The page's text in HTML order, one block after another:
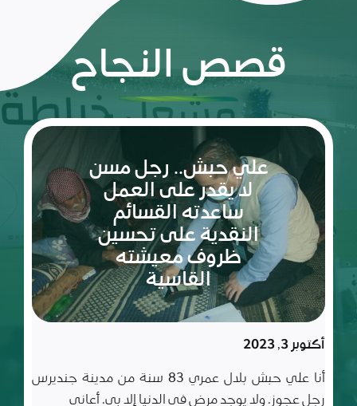
قصص النجاح
ريم:
شعلة
والإصرار
في عالم
مليء
بالتحديات
سبتمبر 10, 2023
ريم طفلة لم تكمل ربيعاها التاسع بعد، شعلة متوقدة
في العلم والأدب والأخلاق، تعيش مع أسرة تتألف من أب
وأم